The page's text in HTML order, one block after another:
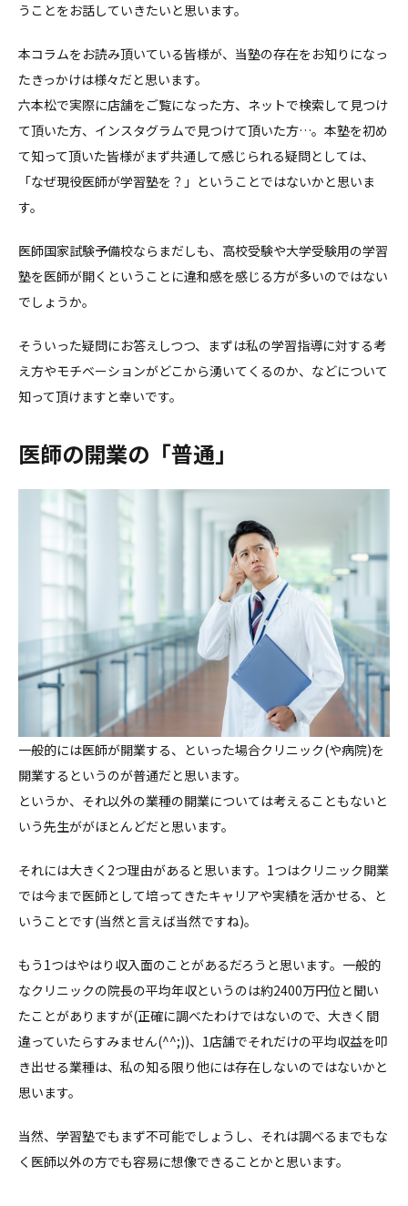
うことをお話していきたいと思います。
本コラムをお読み頂いている皆様が、当塾の存在をお知りになっ
たきっかけは様々だと思います。
六本松で実際に店舗をご覧になった方、ネットで検索して見つけ
て頂いた方、インスタグラムで見つけて頂いた方…。本塾を初め
て知って頂いた皆様がまず共通して感じられる疑問としては、
「なぜ現役医師が学習塾を？」ということではないかと思いま
す。
医師国家試験予備校ならまだしも、高校受験や大学受験用の学習
塾を医師が開くということに違和感を感じる方が多いのではない
でしょうか。
そういった疑問にお答えしつつ、まずは私の学習指導に対する考
え方やモチベーションがどこから湧いてくるのか、などについて
知って頂けますと幸いです。
医師の開業の「普通」
一般的には医師が開業する、といった場合クリニック(や病院)を
開業するというのが普通だと思います。
というか、それ以外の業種の開業については考えることもないと
いう先生ががほとんどだと思います。
それには大きく2つ理由があると思います。1つはクリニック開業
では今まで医師として培ってきたキャリアや実績を活かせる、と
いうことです(当然と言えば当然ですね)。
もう1つはやはり収入面のことがあるだろうと思います。一般的
なクリニックの院長の平均年収というのは約2400万円位と聞い
たことがありますが(正確に調べたわけではないので、大きく間
違っていたらすみません(^^;))、1店舗でそれだけの平均収益を叩
き出せる業種は、私の知る限り他には存在しないのではないかと
思います。
当然、学習塾でもまず不可能でしょうし、それは調べるまでもな
く医師以外の方でも容易に想像できることかと思います。